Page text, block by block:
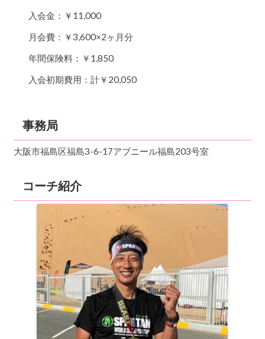
入会金：￥11,000
月会費：￥3,600×2ヶ月分
年間保険料：￥1,850
入会初期費用：計￥20,050
事務局
大阪市福島区福島3-6-17アブニール福島203号室
コーチ紹介